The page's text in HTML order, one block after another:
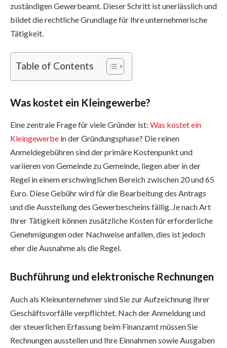
zuständigen Gewerbeamt. Dieser Schritt ist unerlässlich und
bildet die rechtliche Grundlage für Ihre unternehmerische
Tätigkeit.
Table of Contents
Was kostet ein Kleingewerbe?
Eine zentrale Frage für viele Gründer ist: Was kostet ein
Kleingewerbe in der Gründungsphase? Die reinen
Anmeldegebühren sind der primäre Kostenpunkt und
variieren von Gemeinde zu Gemeinde, liegen aber in der
Regel in einem erschwinglichen Bereich zwischen 20 und 65
Euro. Diese Gebühr wird für die Bearbeitung des Antrags
und die Ausstellung des Gewerbescheins fällig. Je nach Art
Ihrer Tätigkeit können zusätzliche Kosten für erforderliche
Genehmigungen oder Nachweise anfallen, dies ist jedoch
eher die Ausnahme als die Regel.
Buchführung und elektronische Rechnungen
Auch als Kleinunternehmer sind Sie zur Aufzeichnung Ihrer
Geschäftsvorfälle verpflichtet. Nach der Anmeldung und
der steuerlichen Erfassung beim Finanzamt müssen Sie
Rechnungen ausstellen und Ihre Einnahmen sowie Ausgaben